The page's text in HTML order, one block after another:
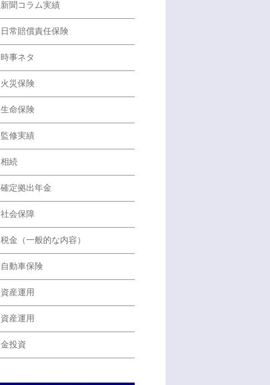
新聞コラム実績
日常賠償責任保険
時事ネタ
火災保険
生命保険
監修実績
相続
確定拠出年金
社会保障
税金（一般的な内容）
自動車保険
資産運用
資産運用
金投資